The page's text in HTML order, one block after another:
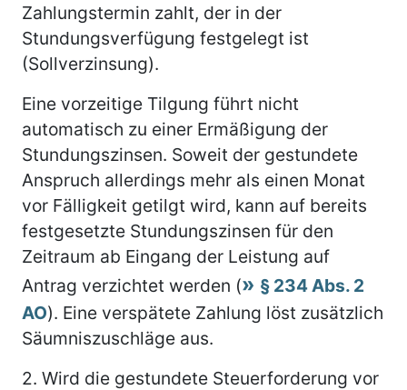
Zahlungstermin zahlt, der in der
Stundungsverfügung festgelegt ist
(Sollverzinsung).
Eine vorzeitige Tilgung führt nicht
automatisch zu einer Ermäßigung der
Stundungszinsen. Soweit der gestundete
Anspruch allerdings mehr als einen Monat
vor Fälligkeit getilgt wird, kann auf bereits
festgesetzte Stundungszinsen für den
Zeitraum ab Eingang der Leistung auf
Antrag verzichtet werden (
§ 234 Abs. 2
AO). Eine verspätete Zahlung löst zusätzlich
Säumniszuschläge aus.
2. Wird die gestundete Steuerforderung vor